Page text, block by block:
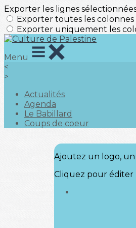
Exporter les lignes
Exporter toutes les colonnes
Exporter uniquement les
Menu
<
>
Actualités
Agenda
Le Babillard
Coups de coeur
Ajoutez un logo, un
Cliquez pour éditer